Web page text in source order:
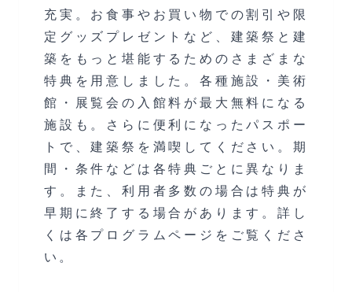
充実。お食事やお買い物での割引や限
定グッズプレゼントなど、建築祭と建
築をもっと堪能するためのさまざまな
特典を用意しました。各種施設・美術
館・展覧会の入館料が最大無料になる
施設も。さらに便利になったパスポー
トで、建築祭を満喫してください。期
間・条件などは各特典ごとに異なりま
す。また、利用者多数の場合は特典が
早期に終了する場合があります。詳し
くは各プログラムページをご覧くださ
い。